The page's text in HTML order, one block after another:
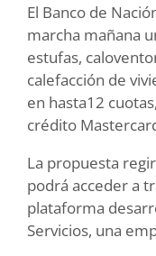
El Banco de
marcha mañana
estufas,
calefacción de
en hasta12
crédito
La propuesta
podrá acceder a
plataforma
Servicios, una